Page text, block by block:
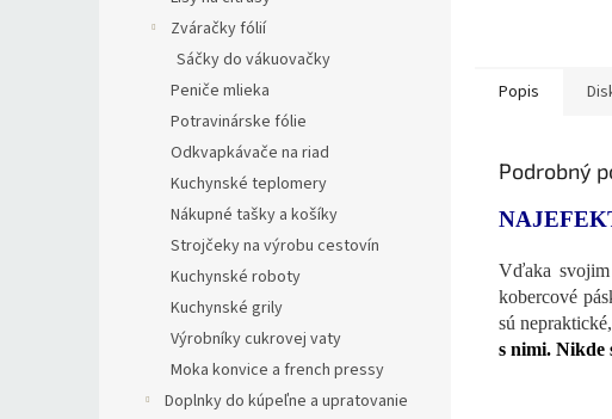
Zváračky fólií
Sáčky do vákuovačky
Peniče mlieka
Potravinárske fólie
Odkvapkávače na riad
Kuchynské teplomery
Nákupné tašky a košíky
Strojčeky na výrobu cestovín
Kuchynské roboty
Kuchynské grily
Výrobníky cukrovej vaty
Moka konvice a french pressy
Doplnky do kúpeľne a upratovanie
Popis
Podrobný
Vďaka
kobercové
sú
s nimi. Nikde